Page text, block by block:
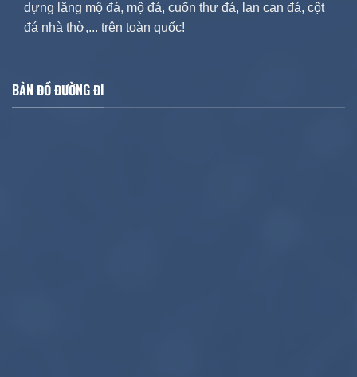
dựng lăng mộ đá, mộ đá, cuốn thư đá, lan can đá, cột
đá nhà thờ,... trên toàn quốc!
BẢN ĐỒ ĐƯỜNG ĐI